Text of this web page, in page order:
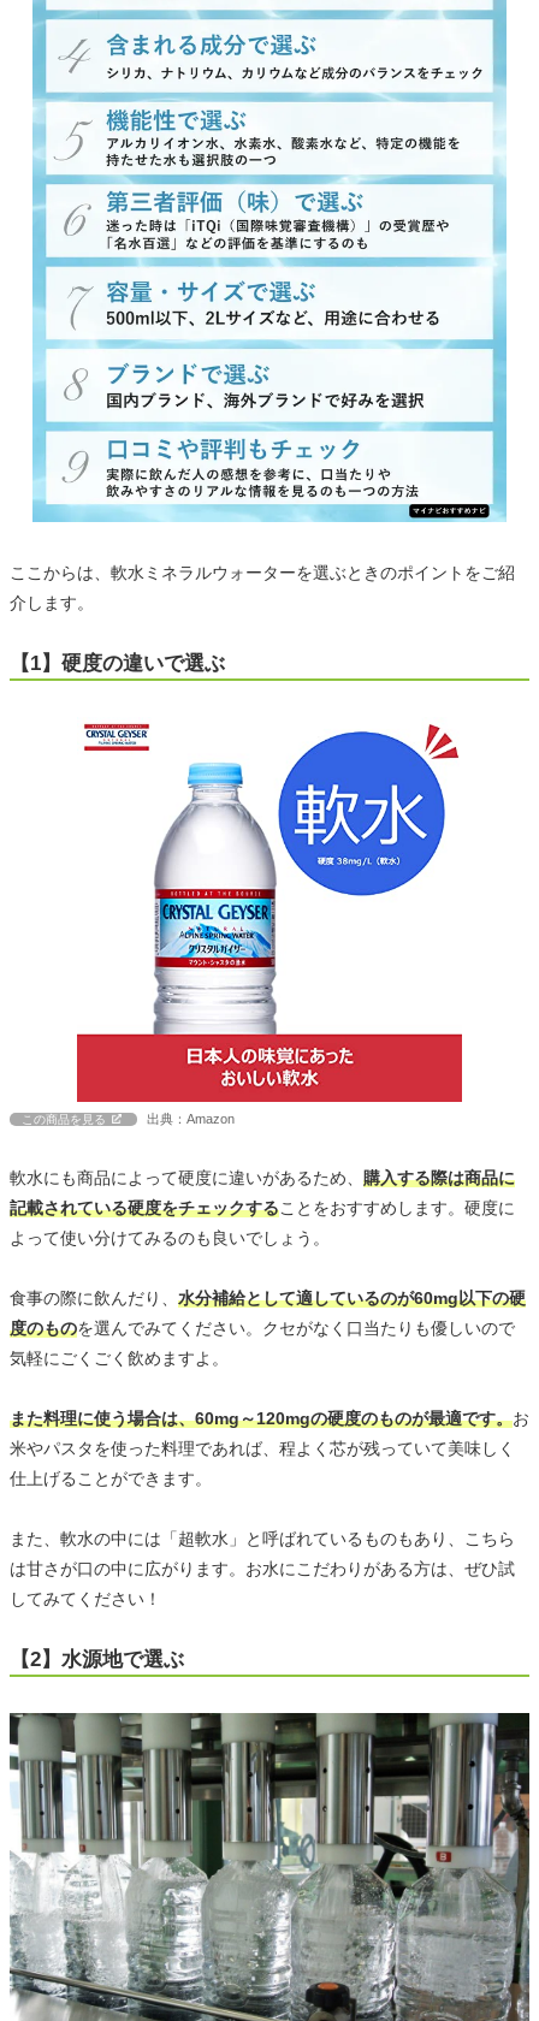
ここからは、軟水ミネラルウォーターを選ぶときのポイントをご紹
介します。
【1】硬度の違いで選ぶ
この商品を見る 出典：Amazon
軟水にも商品によって硬度に違いがあるため、 購入する際は商品に
記載されている硬度をチェックすることをおすすめします。硬度に
よって使い分けてみるのも良いでしょう。
食事の際に飲んだり、 水分補給として適しているのが60mg以下の硬
度のものを選んでみてください。クセがなく口当たりも優しいので
気軽にごくごく飲めますよ。
また料理に使う場合は、60mg～120mgの硬度のものが最適です。お
米やパスタを使った料理であれば、程よく芯が残っていて美味しく
仕上げることができます。
また、軟水の中には「超軟水」と呼ばれているものもあり、こちら
は甘さが口の中に広がります。お水にこだわりがある方は、ぜひ試
してみてください！
【2】水源地で選ぶ